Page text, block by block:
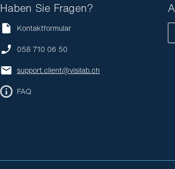
Haben Sie Fragen?
Kontaktformular
058 710 06 50
support.client@visilab.ch
FAQ